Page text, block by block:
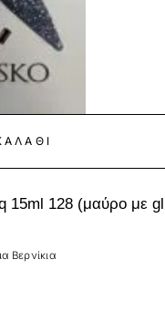
15ml 128 (μαύρο με
Βερνίκια